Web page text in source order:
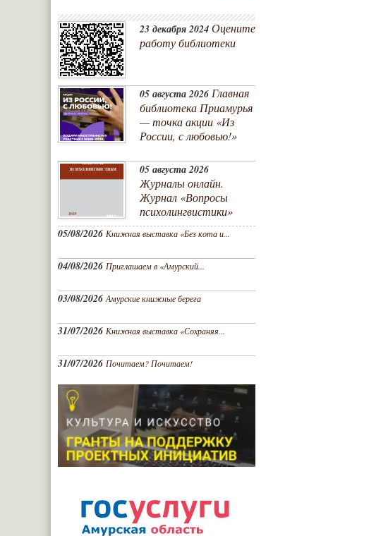
23 декабря 2024 Оцените
работу библиотеки
05 августа 2026 Главная
библиотека Приамурья
— точка акции «Из
России, с любовью!»
05 августа 2026
Журналы онлайн.
Журнал «Вопросы
психолингвистики»
05/08/2026 Книжная выставка «Без кота и...
04/08/2026 Приглашаем в «Амурский...
03/08/2026Амурские книжные берега
31/07/2026 Книжная выставка «Сохраняя...
31/07/2026 Почитаем? Почитаем!